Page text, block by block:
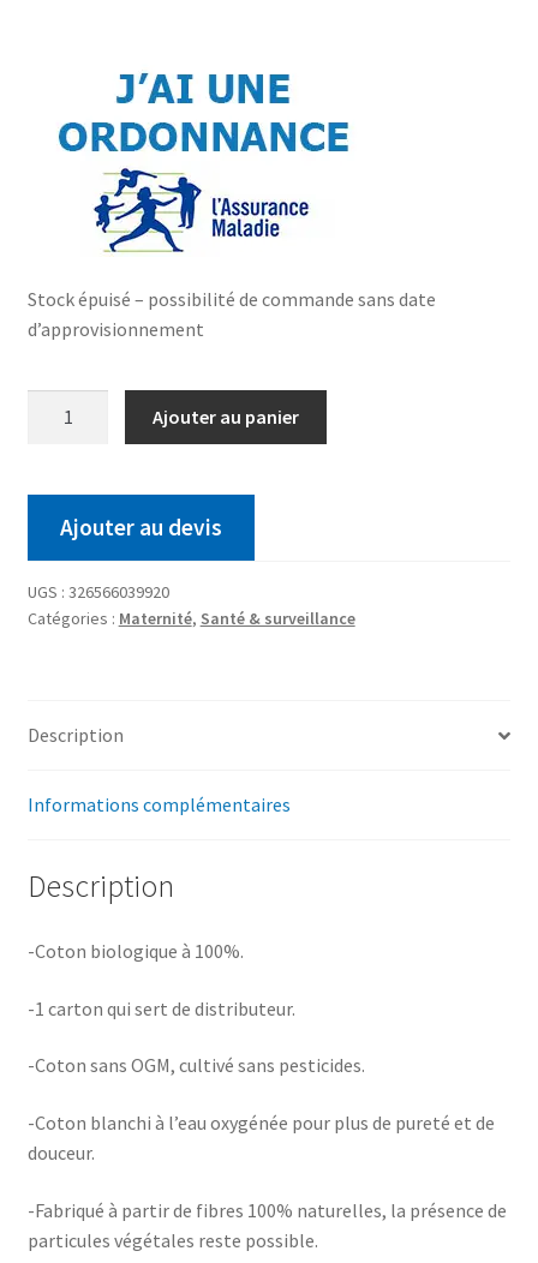
Stock épuisé – possibilité de commande sans date
d’approvisionnement
Ajouter au panier
Ajouter au devis
UGS : 326566039920
Catégories : Maternité, Santé & surveillance
Description
Informations complémentaires
Description
-Coton biologique à 100%.
-1 carton qui sert de distributeur.
-Coton sans OGM, cultivé sans pesticides.
-Coton blanchi à l’eau oxygénée pour plus de pureté et de
douceur.
-Fabriqué à partir de fibres 100% naturelles, la présence de
particules végétales reste possible.